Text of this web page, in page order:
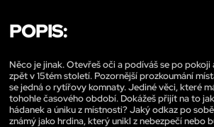
POPIS:
Něco je jinak. Otevřeš oči a podíváš se po pokoji
zpět v 15tém století. Pozornější prozkoumání
se jedná o rytířovy komnaty. Jediné věci, které
tohohle časového období. Dokážeš přijít na to
hádanek a úniku z místnosti? Jaký odkaz po
známý jako hrdina, který unikl z nebezpečí nebo